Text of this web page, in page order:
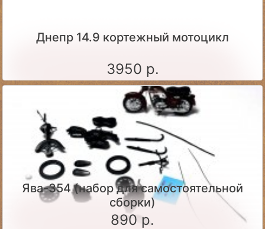
Днепр 14.9 кортежный мотоцикл
3950 р.
Ява-354 (набор для самостоятельной
сборки)
890 р.